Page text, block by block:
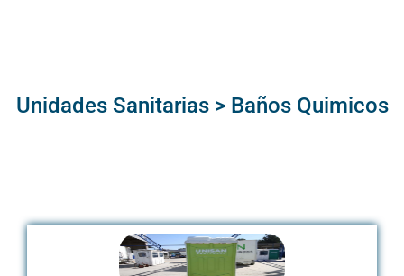
Unidades Sanitarias > Baños Quimicos